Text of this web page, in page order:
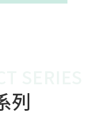
列